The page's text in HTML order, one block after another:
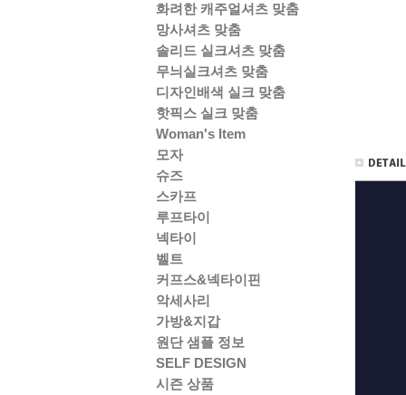
화려한 캐주얼셔츠 맞춤
망사셔츠 맞춤
솔리드 실크셔츠 맞춤
무늬실크셔츠 맞춤
디자인배색 실크 맞춤
핫픽스 실크 맞춤
Woman's Item
모자
슈즈
스카프
루프타이
넥타이
벨트
커프스&넥타이핀
악세사리
가방&지갑
원단 샘플 정보
SELF DESIGN
시즌 상품